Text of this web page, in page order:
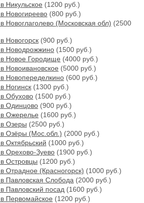
Никульское (1200 руб.)
Новогиреево (800 руб.)
Новоглаголево (Московская обл) (2500
Новогорск (900 руб.)
в Новодрожжино (1500 руб.)
в Новое Городище (4000 руб.)
Новоивановское (5000 руб.)
в Новопеределкино (600 руб.)
Ногинск (1300 руб.)
в Обухово (1500 руб.)
в Одинцово (900 руб.)
в Ожерелье (1600 руб.)
в Озеры (2500 руб.)
в Озёры (Мос.обл.) (2000 руб.)
Октябрьский (1000 руб.)
в Орехово-Зуево (1900 руб.)
в Островцы (1200 руб.)
Отрадное (Красногорск) (1000 руб.)
в Павловская Слобода (2000 руб.)
Павловский посад (1600 руб.)
Первомайское (1200 руб.)